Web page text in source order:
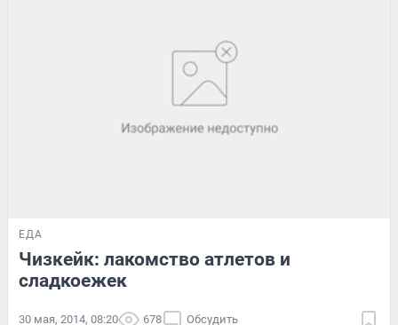
ЕДА
Чизкейк: лакомство атлетов и
сладкоежек
30 мая, 2014, 08:20 678 Обсудить